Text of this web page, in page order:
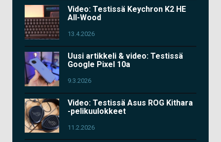
Video: Testissä Keychron K2 HE
All-Wood
13.4.2026
Uusi artikkeli & video: Testissä
Google Pixel 10a
9.3.2026
Video: Testissä Asus ROG Kithara
-pelikuulokkeet
11.2.2026